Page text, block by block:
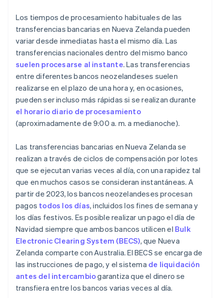
Los tiempos de procesamiento habituales de las
transferencias bancarias en Nueva Zelanda pueden
variar desde inmediatas hasta el mismo día. Las
transferencias nacionales dentro del mismo banco
suelen procesarse al instante. Las transferencias
entre diferentes bancos neozelandeses suelen
realizarse en el plazo de una hora y, en ocasiones,
pueden ser incluso más rápidas si se realizan durante
el horario diario de procesamiento
(aproximadamente de 9:00 a. m. a medianoche).
Las transferencias bancarias en Nueva Zelanda se
realizan a través de ciclos de compensación por lotes
que se ejecutan varias veces al día, con una rapidez tal
que en muchos casos se consideran instantáneas. A
partir de 2023, los bancos neozelandeses procesan
pagos todos los días, incluidos los fines de semana y
los días festivos. Es posible realizar un pago el día de
Navidad siempre que ambos bancos utilicen el Bulk
Electronic Clearing System (BECS), que Nueva
Zelanda comparte con Australia. El BECS se encarga de
las instrucciones de pago, y el sistema de liquidación
antes del intercambiogarantiza que el dinero se
transfiera entre los bancos varias veces al día.